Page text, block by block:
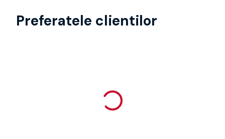
Preferatele clientilor